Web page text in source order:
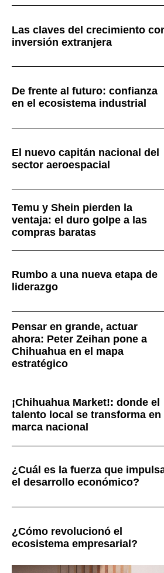
Las claves del crecimiento
inversión extranjera
De frente al futuro: confianza
en el ecosistema industrial
El nuevo capitán nacional del
sector aeroespacial
Temu y Shein pierden la
ventaja: el duro golpe a las
compras baratas
Rumbo a una nueva etapa de
liderazgo
Pensar en grande, actuar
ahora: Peter Zeihan pone a
Chihuahua en el mapa
estratégico
¡Chihuahua Market!: donde el
talento local se transforma en
marca nacional
¿Cuál es la fuerza que
el desarrollo económico?
¿Cómo revolucionó el
ecosistema empresarial?